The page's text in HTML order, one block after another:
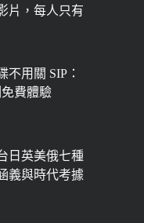
片，每人只有
不用關 SIP：
免費體驗
日英美俄七種
義與時代考據